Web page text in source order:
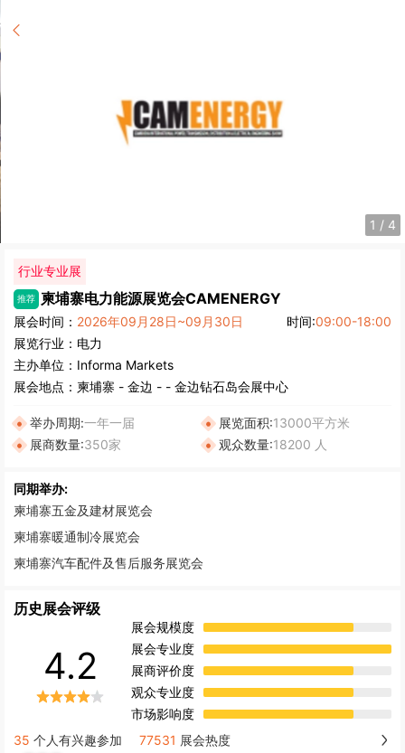
1 / 4
行业专业展
推荐 柬埔寨电力能源展览会CAMENERGY
展会时间： 2026年09月28日~09月30日 时间:09:00-18:00
展览行业： 电力
主办单位： Informa Markets
展会地点： 柬埔寨 - 金边 - - 金边钻石岛会展中心
举办周期:一年一届 展览面积:13000平方米
展商数量:350家 观众数量:18200 人
同期举办:
柬埔寨五金及建材展览会
柬埔寨暖通制冷展览会
柬埔寨汽车配件及售后服务展览会
历史展会评级
4.2
展会规模度
展会专业度
展商评价度
观众专业度
市场影响度
35 个人有兴趣参加 77531 展会热度